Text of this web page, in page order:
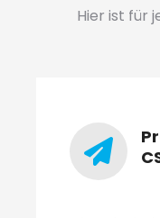
Hier ist für